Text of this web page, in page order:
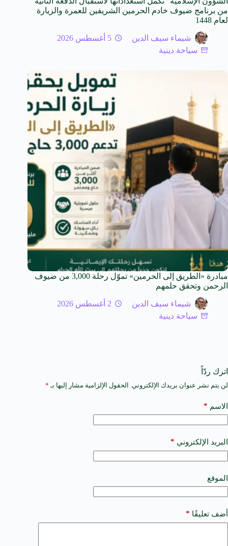
من برنامج ضيوف خادم الحرمين الشريفين للعمرة والزيارة
لعام 1448
شيماء سيف الدين
5 أغسطس 2026
سياحة دينية
مبادرة «الطريق إلى الحرمين» تموّل رحلة 3,000 من ضيوف
الرحمن وتحقق حلمهم
شيماء سيف الدين
2 أغسطس 2026
سياحة دينية
اترك ردّاً
لن يتم نشر عنوان بريدك الإلكتروني. الحقول الإلزامية مشار إليها بـ *
الاسم *
البريد الإلكتروني *
الموقع
أضف تعليقًا *
A
t
e
a
t
i
e
: